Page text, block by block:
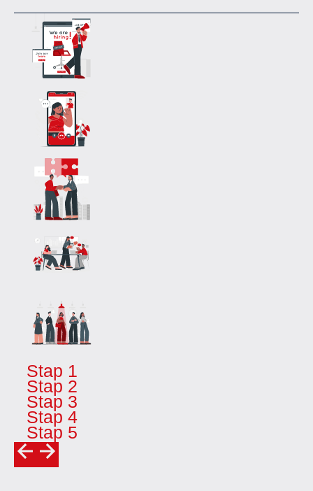
Stap 1
Stap 2
Stap 3
Stap 4
Stap 5